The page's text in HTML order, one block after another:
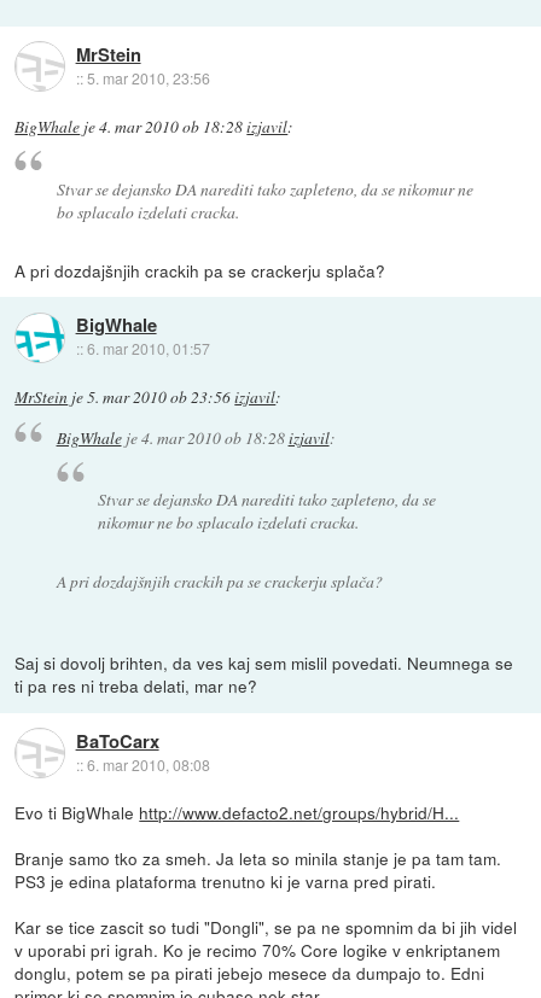
MrStein
::5. mar 2010, 23:56
BigWhale je4. mar 2010 ob 18:28izjavil:
Stvar se dejansko DA narediti tako zapleteno, da se nikomur ne
bo splacalo izdelati cracka.
A pri dozdajšnjih crackih pa se crackerju splača?
BigWhale
::6. mar 2010, 01:57
MrStein je5. mar 2010 ob 23:56izjavil:
BigWhaleje4. mar 2010 ob 18:28izjavil:
Stvar se dejansko DA narediti tako zapleteno, da se
nikomur ne bo splacalo izdelati cracka.
A pri dozdajšnjih crackih pa se crackerju splača?
Saj si dovolj brihten, da ves kaj sem mislil povedati. Neumnega se
ti pa res ni treba delati, mar ne?
BaToCarx
::6. mar 2010, 08:08
Evo ti BigWhale http://www.defacto2.net/groups/hybrid/H...
Branje samo tko za smeh. Ja leta so minila stanje je pa tam tam.
PS3 je edina plataforma trenutno ki je varna pred pirati.
Kar se tice zascit so tudi "Dongli", se pa ne spomnim da bi jih videl
v uporabi pri igrah. Ko je recimo 70% Core logike v enkriptanem
donglu, potem se pa pirati jebejo mesece da dumpajo to. Edni